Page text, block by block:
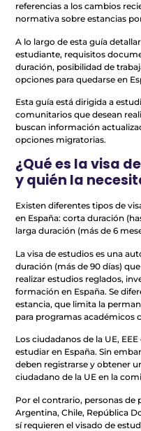
referencias a los cambios
normativa sobre estancias
A lo largo de esta guía
estudiante, requisitos
duración, posibilidad de
opciones para quedarse en
Esta guía está dirigida a
comunitarios que desean
buscan información
opciones migratorias.
¿Qué es la visa
y quién la
Existen diferentes tipos de
en España: corta duración
larga duración (más de 6
La visa de estudios es una
duración (más de 90 días)
realizar estudios reglados,
formación en España. Se
estancia, que limita la
para programas académicos
Los ciudadanos de la UE,
estudiar en España. Sin
deben registrarse y obtener
ciudadano de la UE en la
Por el contrario, personas de
Argentina, Chile, República
sí requieren el visado de